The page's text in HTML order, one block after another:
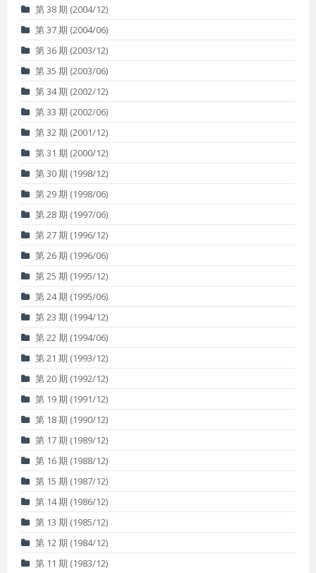
第 38 期 (2004/12)
第 37 期 (2004/06)
第 36 期 (2003/12)
第 35 期 (2003/06)
第 34 期 (2002/12)
第 33 期 (2002/06)
第 32 期 (2001/12)
第 31 期 (2000/12)
第 30 期 (1998/12)
第 29 期 (1998/06)
第 28 期 (1997/06)
第 27 期 (1996/12)
第 26 期 (1996/06)
第 25 期 (1995/12)
第 24 期 (1995/06)
第 23 期 (1994/12)
第 22 期 (1994/06)
第 21 期 (1993/12)
第 20 期 (1992/12)
第 19 期 (1991/12)
第 18 期 (1990/12)
第 17 期 (1989/12)
第 16 期 (1988/12)
第 15 期 (1987/12)
第 14 期 (1986/12)
第 13 期 (1985/12)
第 12 期 (1984/12)
第 11 期 (1983/12)